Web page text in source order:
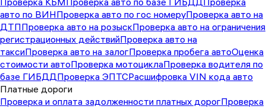
авто по ВИНПроверка авто по гос номеруПроверка авто на
ДТППроверка авто на розыскПроверка авто на ограничения
регистрационных действийПроверка авто на
таксиПроверка авто на залогПроверка пробега автоОценка
стоимости автоПроверка мотоциклаПроверка водителя по
базе ГИБДДПроверка ЭПТСРасшифровка VIN кода авто
Платные дороги
Проверка и оплата задолженности платных дорогПроверка